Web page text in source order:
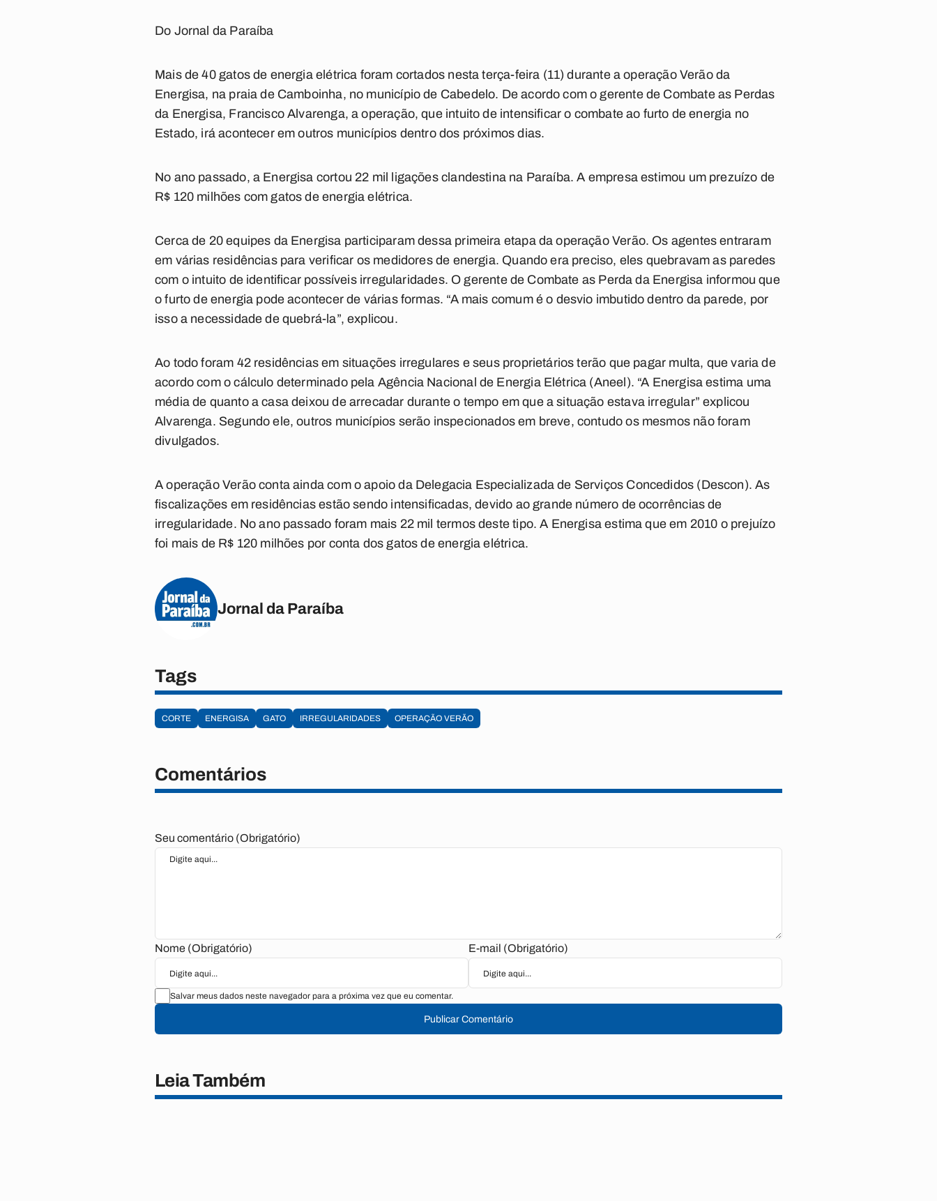
Do Jornal da Paraíba
Mais de 40 gatos de energia elétrica foram cortados nesta terça-feira (11) durante a operação Verão da
Energisa, na praia de Camboinha, no município de Cabedelo. De acordo com o gerente de Combate as Perdas
da Energisa, Francisco Alvarenga, a operação, que intuito de intensificar o combate ao furto de energia no
Estado, irá acontecer em outros municípios dentro dos próximos dias.
No ano passado, a Energisa cortou 22 mil ligações clandestina na Paraíba. A empresa estimou um prezuízo de
R$ 120 milhões com gatos de energia elétrica.
Cerca de 20 equipes da Energisa participaram dessa primeira etapa da operação Verão. Os agentes entraram
em várias residências para verificar os medidores de energia. Quando era preciso, eles quebravam as paredes
com o intuito de identificar possíveis irregularidades. O gerente de Combate as Perda da Energisa informou que
o furto de energia pode acontecer de várias formas. “A mais comum é o desvio imbutido dentro da parede, por
isso a necessidade de quebrá-la”, explicou.
Ao todo foram 42 residências em situações irregulares e seus proprietários terão que pagar multa, que varia de
acordo com o cálculo determinado pela Agência Nacional de Energia Elétrica (Aneel). “A Energisa estima uma
média de quanto a casa deixou de arrecadar durante o tempo em que a situação estava irregular” explicou
Alvarenga. Segundo ele, outros municípios serão inspecionados em breve, contudo os mesmos não foram
divulgados.
A operação Verão conta ainda com o apoio da Delegacia Especializada de Serviços Concedidos (Descon). As
fiscalizações em residências estão sendo intensificadas, devido ao grande número de ocorrências de
irregularidade. No ano passado foram mais 22 mil termos deste tipo. A Energisa estima que em 2010 o prejuízo
foi mais de R$ 120 milhões por conta dos gatos de energia elétrica.
Jornal da Paraíba
Tags
CORTE ENERGISA GATO IRREGULARIDADES OPERAÇÃO VERÃO
Comentários
Seu comentário (Obrigatório)
Nome (Obrigatório) E-mail (Obrigatório)
Salvar meus dados neste navegador para a próxima vez que eu comentar.
Publicar Comentário
Leia Também